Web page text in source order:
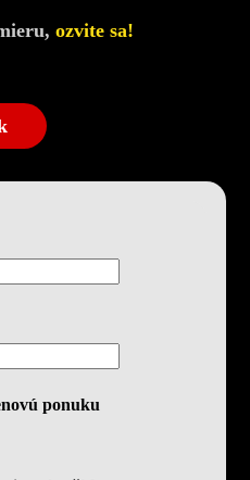
ozvite sa!
ponuku